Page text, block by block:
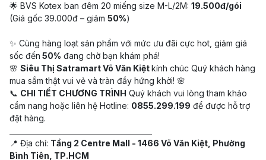
🌟 BVS Kotex ban đêm 20 miếng size M-L/2M: 19.500đ/gói
(Giá gốc 39.000đ – giảm 50%)
✨ Cùng hàng loạt sản phẩm với mức ưu đãi cực hot, giảm giá
sốc đến 50% đang chờ bạn khám phá!
🌸 Siêu Thị Satramart Võ Văn Kiệtkính chúc Quý khách hàng
mua sắm thật vui vẻ và tràn đầy hứng khởi! 🌸
📞 CHI TIẾT CHƯƠNG TRÌNH Quý khách vui lòng tham khảo
cẩm nang hoặc liên hệ Hotline: 0855.299.199 để được hỗ trợ
đặt hàng.
📍 Địa chỉ: Tầng 2 Centre Mall - 1466 Võ Văn Kiệt, Phường
Bình Tiên, TP.HCM